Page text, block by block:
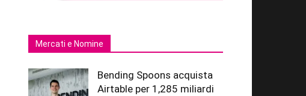
Mercati e Nomine
Bending Spoons acquista
Airtable per 1,285 miliardi